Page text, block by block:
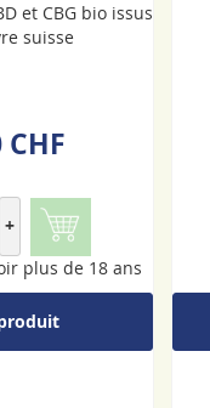
et CBG bio issus
suisse
+
plus de 18 ans